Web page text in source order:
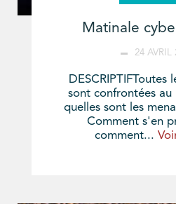
Matinale
24 AVRIL
DESCRIPTIFToutes
sont confrontées au
quelles sont les
Comment s'en
comment...